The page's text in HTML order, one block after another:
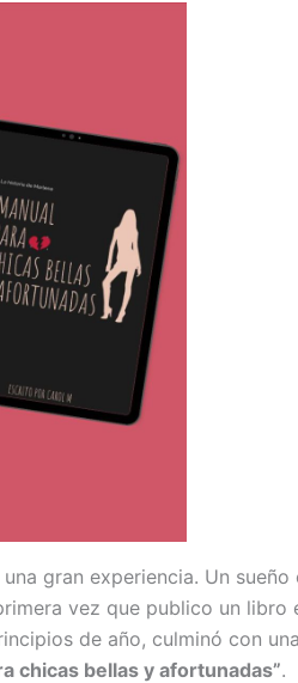
gran experiencia. Un
vez que publico un libro
de año, culminó con
chicas bellas y afortunadas”.